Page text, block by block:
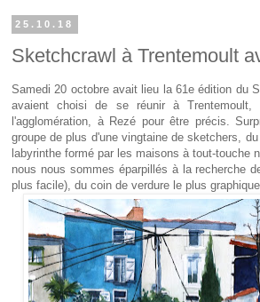
25.10.18
Sketchcrawl à Trentemoult
Samedi 20 octobre avait lieu la 61e édition du
avaient choisi de se réunir à
l'agglomération, à Rezé pour être précis.
groupe de plus d'une vingtaine de sketchers,
labyrinthe formé par les maisons à tout-touche
nous nous sommes éparpillés à la recherche
plus facile), du coin de verdure le plus